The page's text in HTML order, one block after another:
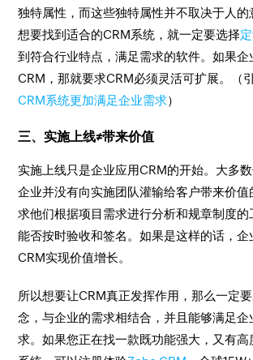
独特属性，而这些独特属性并不取决于人的
想要找到适合的CRM系统，就一定要选择
到符合行业特点，满足需求的软件。如果企
CRM，那就要求CRM必须灵活可扩展。（
CRM系统更加满足企业需求）
三、实施上线≠带来价值
实施上线只是企业应用CRM的开始。大多
企业并没有向实施团队灌输给客户带来价
求他们根据项目需求进行分析和规章制度的
能否按时验收和签名。如果是这样的话，企
CRM实现价值增长。
所以想要让CRM真正发挥作用，那么一定
念，与企业的需求相结合，并且能够满足企
求。如果您正在找一款既功能强大，又有高